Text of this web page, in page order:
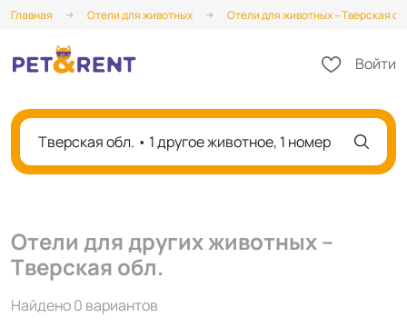
Главная Отели для животных Отели для животных – Тверская
Войти
Тверская обл. • 1 другое животное, 1 номер
Отели для других животных –
Тверская обл.
Найдено 0 вариантов